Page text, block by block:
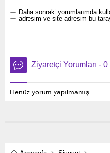
Daha sonraki yorumlarımda
adresim ve site adresim bu
Ziyaretçi Yorumları - 0
Henüz yorum yapılmamış.